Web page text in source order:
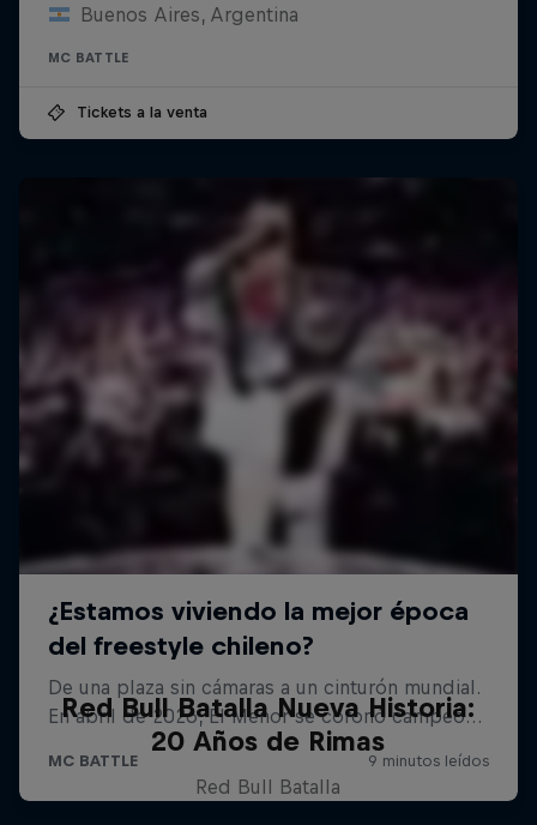
Buenos Aires, Argentina
MC BATTLE
Tickets a la venta
Red Bull Batalla Nueva Historia:
20 Años de Rimas
Red Bull Batalla